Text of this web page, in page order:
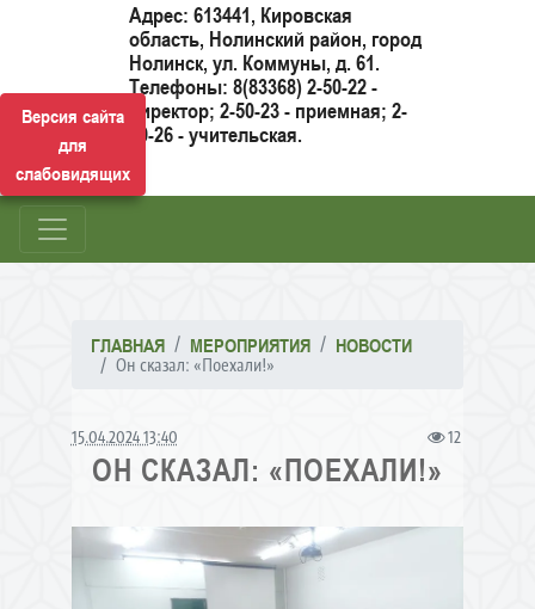
Версия сайта
для
слабовидящих
Адрес: 613441, Кировская
область, Нолинский район, город
Нолинск, ул. Коммуны, д. 61.
Телефоны: 8(83368) 2-50-22 -
директор; 2-50-23 - приемная; 2-
50-26 - учительская.
ГЛАВНАЯ МЕРОПРИЯТИЯ НОВОСТИ
Он сказал: «Поехали!»
15.04.2024 13:40 12
ОН СКАЗАЛ: «ПОЕХАЛИ!»